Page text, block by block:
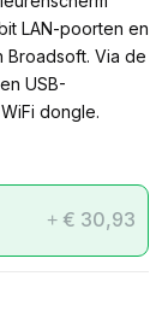
LAN-poorten en
Broadsoft. Via de
USB-
dongle.
+ € 30,93